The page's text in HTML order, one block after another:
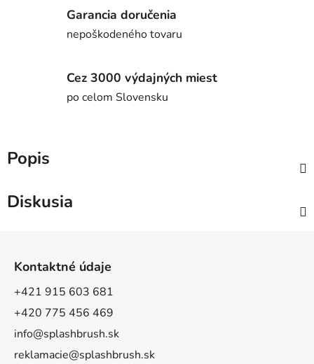
Garancia doručenia
nepoškodeného tovaru
Cez 3000 výdajných miest
po celom Slovensku
Popis
Diskusia
Kontaktné údaje
+421 915 603 681
+420 775 456 469
info@splashbrush.sk
reklamacie@splashbrush.sk